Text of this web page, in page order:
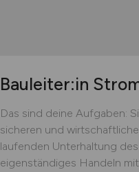
Bauleiter:in
Das sind deine Aufgaben:
sicheren und
laufenden Unterhaltung
eigenständiges Handeln